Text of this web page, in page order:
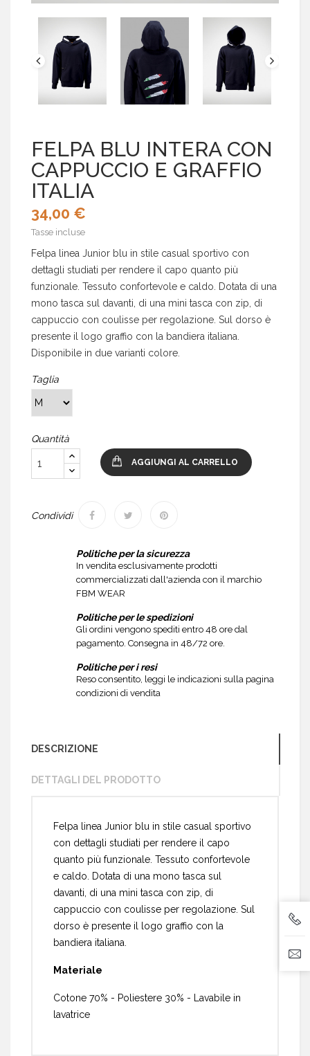
FELPA BLU INTERA CON
CAPPUCCIO E GRAFFIO
ITALIA
34,00 €
Tasse incluse
Felpa linea Junior blu in stile casual sportivo con
dettagli studiati per rendere il capo quanto più
funzionale. Tessuto confortevole e caldo. Dotata di una
mono tasca sul davanti, di una mini tasca con zip, di
cappuccio con coulisse per regolazione. Sul dorso è
presente il logo graffio con la bandiera italiana.
Disponibile in due varianti colore.
Taglia
Quantità
AGGIUNGI AL CARRELLO
Condividi
Politiche per la sicurezza
In vendita esclusivamente prodotti
commercializzati dall'azienda con il marchio
FBM WEAR
Politiche per le spedizioni
Gli ordini vengono spediti entro 48 ore dal
pagamento. Consegna in 48/72 ore.
Politiche per i resi
Reso consentito, leggi le indicazioni sulla pagina
condizioni di vendita
DESCRIZIONE
DETTAGLI DEL PRODOTTO
Felpa linea Junior blu in stile casual sportivo
con dettagli studiati per rendere il capo
quanto più funzionale. Tessuto confortevole
e caldo. Dotata di una mono tasca sul
davanti, di una mini tasca con zip, di
cappuccio con coulisse per regolazione. Sul
dorso è presente il logo graffio con la
bandiera italiana.
Materiale
Cotone 70% - Poliestere 30% - Lavabile in
lavatrice